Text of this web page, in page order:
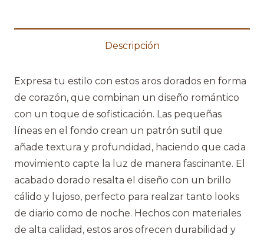
Descripción
Expresa tu estilo con estos aros dorados en forma
de corazón, que combinan un diseño romántico
con un toque de sofisticación. Las pequeñas
líneas en el fondo crean un patrón sutil que
añade textura y profundidad, haciendo que cada
movimiento capte la luz de manera fascinante. El
acabado dorado resalta el diseño con un brillo
cálido y lujoso, perfecto para realzar tanto looks
de diario como de noche. Hechos con materiales
de alta calidad, estos aros ofrecen durabilidad y